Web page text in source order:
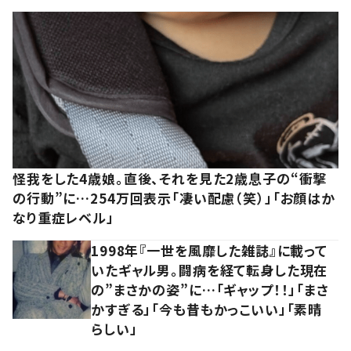
怪我をした4歳娘。直後、それを見た2歳息子の“衝撃
の行動”に…254万回表示「凄い配慮（笑）」「お顔はか
なり重症レベル」
1998年『一世を風靡した雑誌』に載って
いたギャル男。闘病を経て転身した現在
の”まさかの姿”に…「ギャップ！！」「まさ
かすぎる」「今も昔もかっこいい」「素晴
らしい」